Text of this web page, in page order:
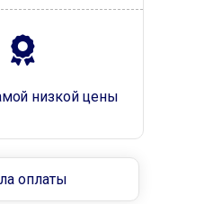
низкой цены
оплаты